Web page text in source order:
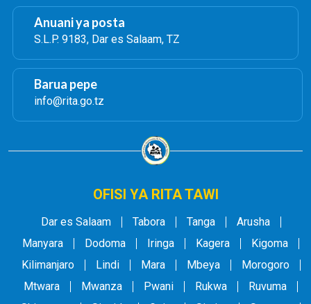
Anuani ya posta
S.L.P. 9183, Dar es Salaam, TZ
Barua pepe
info@rita.go.tz
OFISI YA RITA TAWI
Dar es Salaam Tabora Tanga
Arusha
Manyara
Dodoma Iringa Kagera
Kigoma
Kilimanjaro
Lindi Mara Mbeya
Morogoro
Mtwara
Mwanza Pwani Rukwa
Ruvuma